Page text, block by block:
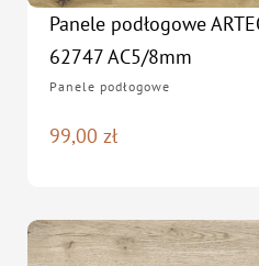
Panele podłogowe
62747 AC5/8mm
Panele podłogowe
zł
99,00